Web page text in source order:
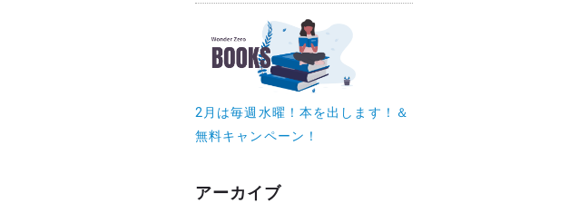
2月は毎週水曜！本を出します！＆
無料キャンペーン！
アーカイブ